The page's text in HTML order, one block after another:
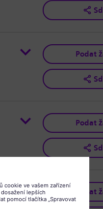
Podat
Podat
Podat